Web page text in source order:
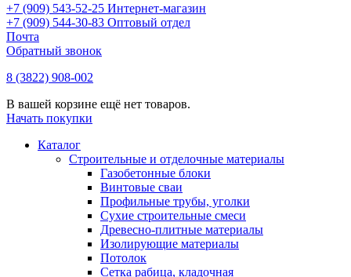
+7 (909) 543-52-25 Интернет-магазин
+7 (909) 544-30-83 Оптовый отдел
Почта
Обратный звонок
8 (3822) 908-002
В вашей корзине ещё нет товаров.
Начать покупки
Каталог
Строительные и отделочные материалы
Газобетонные блоки
Винтовые сваи
Профильные трубы, уголки
Сухие строительные смеси
Древесно-плитные материалы
Изолирующие материалы
Потолок
Сетка рабица, кладочная